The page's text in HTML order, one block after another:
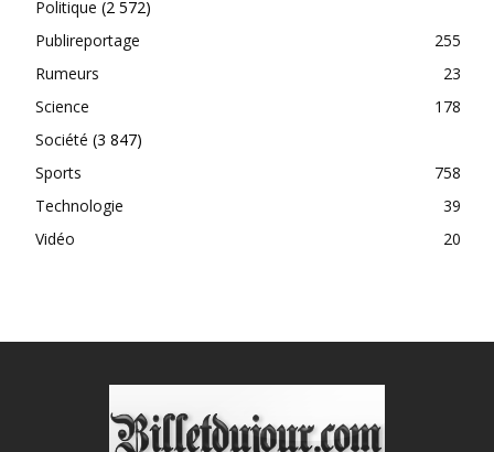
Politique (2 572)
Publireportage
255
Rumeurs
23
Science
178
Société (3 847)
Sports
758
Technologie
39
Vidéo
20